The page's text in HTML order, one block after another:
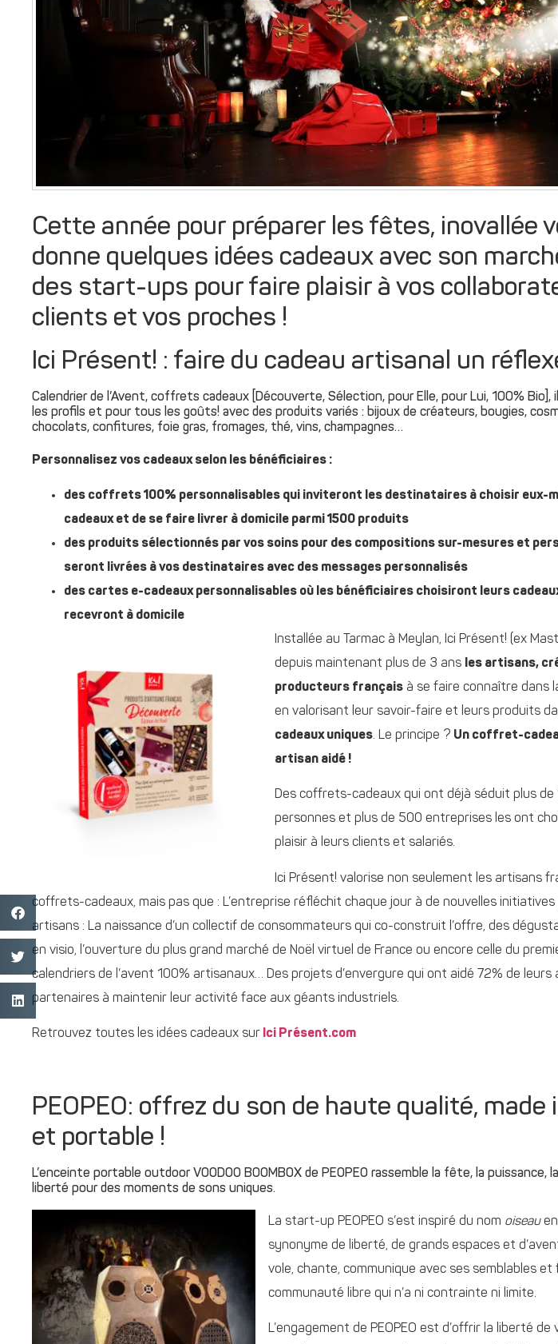
Cette année pour préparer les fêtes, inovallée
donne quelques idées cadeaux avec son
des start-ups pour faire plaisir à vos
clients et vos proches !
Ici Présent! : faire du cadeau artisanal un
Calendrier de l’Avent, coffrets cadeaux [Découverte, Sélection, pour Elle, pour Lui, 100% Bio],
les profils et pour tous les goûts! avec des produits variés : bijoux de créateurs, bougies,
chocolats, confitures, foie gras, fromages, thé, vins, champagnes…
Personnalisez vos cadeaux selon les bénéficiaires :
des coffrets 100% personnalisables qui inviteront les destinataires à choisir eux-
cadeaux et de se faire livrer à domicile parmi 1500 produits
des produits sélectionnés par vos soins pour des compositions sur-mesures et
seront livrées à vos destinataires avec des messages personnalisés
des cartes e-cadeaux personnalisables où les bénéficiaires choisiront leurs
recevront à domicile
Installée au Tarmac à Meylan, Ici Présent! (ex
depuis maintenant plus de 3 ans les artisans,
producteurs français à se faire connaître dans
en valorisant leur savoir-faire et leurs produits
cadeaux uniques. Le principe ? Un coffret-
artisan aidé !
Des coffrets-cadeaux qui ont déjà séduit plus de
personnes et plus de 500 entreprises les ont
plaisir à leurs clients et salariés.
Ici Présent! valorise non seulement les artisans
coffrets-cadeaux, mais pas que : L’entreprise réfléchit chaque jour à de nouvelles
artisans : La naissance d’un collectif de consommateurs qui co-construit l’offre, des
en visio, l’ouverture du plus grand marché de Noël virtuel de France ou encore celle du
calendriers de l’avent 100% artisanaux… Des projets d’envergure qui ont aidé 72% de leurs
partenaires à maintenir leur activité face aux géants industriels.
Retrouvez toutes les idées cadeaux sur Ici Présent.com
PEOPEO: offrez du son de haute qualité, made
et portable !
L’enceinte portable outdoor VOODOO BOOMBOX de PEOPEO rassemble la fête, la puissance,
liberté pour des moments de sons uniques.
La start-up PEOPEO s’est inspiré du nom oiseauen
synonyme de liberté, de grands espaces et
vole, chante, communique avec ses semblables et
communauté libre qui n’a ni contrainte ni limite.
L’engagement de PEOPEO est d’offrir la liberté de